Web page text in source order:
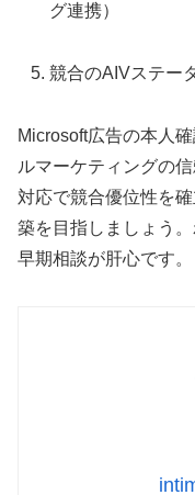
グ連携）
競合のAIVステー
Microsoft広告の本人
ルマーケティングの
対応で競合優位性を
築を目指しましょう
早期相談が肝心です。